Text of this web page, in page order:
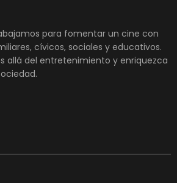
para fomentar un cine con
cívicos, sociales y educativos.
allá del entretenimiento y enriquezca